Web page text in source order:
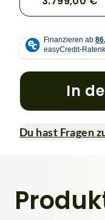
In
Du hast Fragen